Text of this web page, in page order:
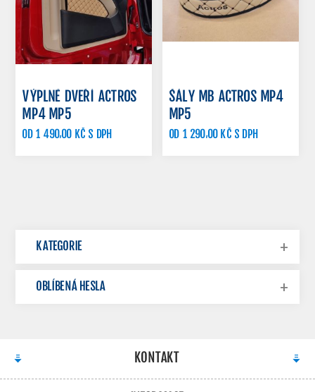
VÝPLNĚ DVEŘÍ ACTROS
MP4 MP5
OD 1 490,00 KČ S DPH
ŠÁLY MB ACTROS MP4
MP5
OD 1 290,00 KČ S DPH
KATEGORIE
OBLÍBENÁ HESLA
KONTAKT